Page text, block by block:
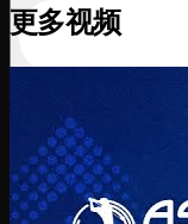
更多视频